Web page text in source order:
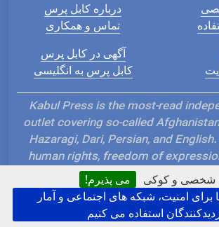
شخصی و کوکی
می پذیرم!
برای امنیت، شبکه های اجتماعی و آمار
استفاده می کنیم
درباره کابل پرس
تماس و همکاری
آگهی در کابل پرس
کابل پرس به انگلیسی
Kabul Press is the most-read
outlet covering so-called
Hazaragi, Dari, Persian, and
human rights, freedom of
genocide, and issues affecting
ethnic groups such as the Hazara,
Turkmen, Nuristani, and Baloch.